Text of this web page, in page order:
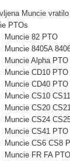
Muncie vratilo
PTOs
Muncie 82 PTO
Muncie 8405A
Muncie Alpha PTO
Muncie CD10 PTO
Muncie CD40 PTO
Muncie CS10
Muncie CS20
Muncie CS24
Muncie CS41 PTO
Muncie CS6 CS8
Muncie FR FA PTO